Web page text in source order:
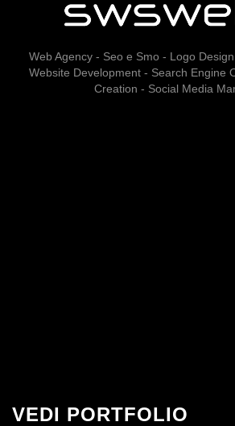
Web Agency - Seo e Smo - Logo
Website Development - Search Engine
Creation - Social Media
VEDI PORTFOLIO